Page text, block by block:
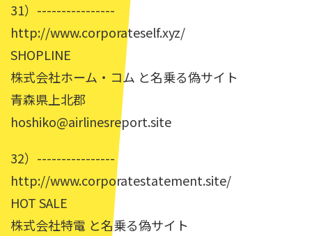
31）----------------
http://www.corporateself.xyz/
SHOPLINE
株式会社ホーム・コム と名乗る偽サイト
青森県上北郡
hoshiko@airlinesreport.site
32）----------------
http://www.corporatestatement.site/
HOT SALE
株式会社特電 と名乗る偽サイト